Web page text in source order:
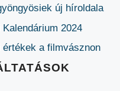
új híroldala
2024
értékek a filmvásznon